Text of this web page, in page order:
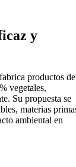
y
productos de
vegetales,
Su propuesta se
materias
ambiental en